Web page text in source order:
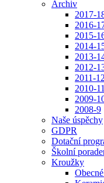
Archiv
2017-
2016-
2015-
2014-
2013-
2012-
2011-12
2010-11
2009-
2008-9
Naše úspěchy
GDPR
Dotační
Školní
Kroužky